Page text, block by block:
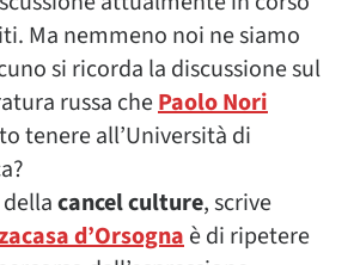
Ma nemmeno noi ne siamo
si ricorda la discussione sul
russa chePaolo Nori
tenere all’Università di
cancel culture, scrive
d’Orsognaè di ripetere